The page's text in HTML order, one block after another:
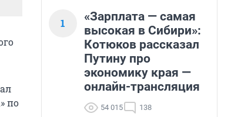
по
1
«Зарплата — самая
высокая в Сибири»:
Котюков рассказал
Путину про
экономику края —
онлайн-трансляция
54 015 138